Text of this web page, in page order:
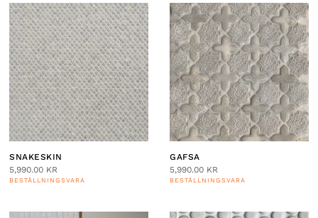
SNAKESKIN
5,990.00 KR
BESTÄLLNINGSVARA
GAFSA
5,990.00 KR
BESTÄLLNINGSVARA